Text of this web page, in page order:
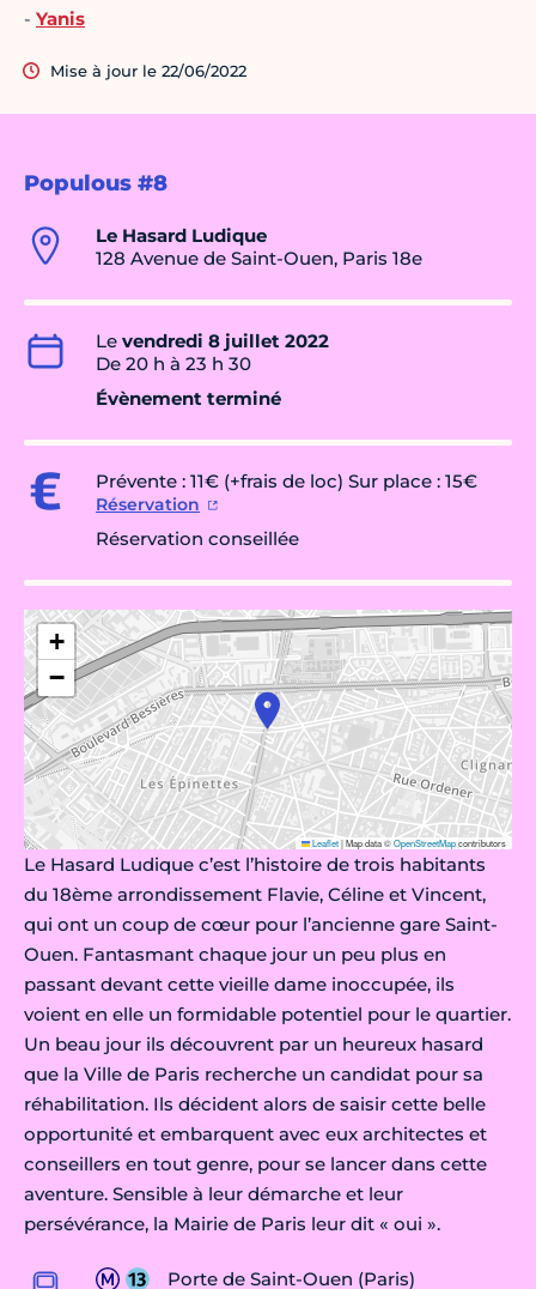
Populous #8
Le Hasard Ludique
128 Avenue de Saint-Ouen, Paris 18e
Le vendredi 8 juillet 2022
De 20 h à 23 h 30
Évènement terminé
Prévente : 11€ (+frais de loc) Sur place : 15€
Réservation
Réservation conseillée
+
−
Leaflet|Map data ©OpenStreetMapcontributors
Le Hasard Ludique c’est l’histoire de trois habitants
du 18ème arrondissement Flavie, Céline et Vincent,
qui ont un coup de cœur pour l’ancienne gare Saint-
Ouen. Fantasmant chaque jour un peu plus en
passant devant cette vieille dame inoccupée, ils
voient en elle un formidable potentiel pour le quartier.
Un beau jour ils découvrent par un heureux hasard
que la Ville de Paris recherche un candidat pour sa
réhabilitation. Ils décident alors de saisir cette belle
opportunité et embarquent avec eux architectes et
conseillers en tout genre, pour se lancer dans cette
aventure. Sensible à leur démarche et leur
persévérance, la Mairie de Paris leur dit « oui ».
Porte de Saint-Ouen (Paris)
- Yanis
Mise à jour le 22/06/2022